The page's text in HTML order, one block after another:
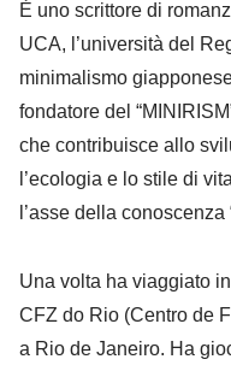
È uno scrittore di
UCA, l’università del
minimalismo
fondatore del
che contribuisce allo
l’ecologia e lo stile di
l’asse della conoscenza
Una volta ha viaggiato
CFZ do Rio (Centro de
a Rio de Janeiro. Ha